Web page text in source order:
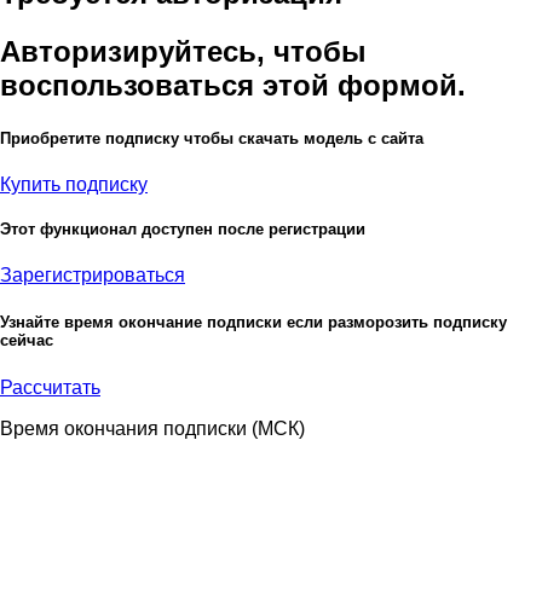
Авторизируйтесь, чтобы
воспользоваться этой формой.
Приобретите подписку чтобы скачать модель с сайта
Купить подписку
Этот функционал доступен после регистрации
Зарегистрироваться
Узнайте время окончание подписки если разморозить подписку
сейчас
Рассчитать
Время окончания подписки (МСК)